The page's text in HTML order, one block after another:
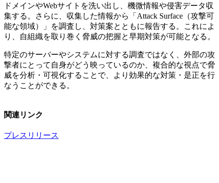
ドメインやWebサイトを洗い出し、機微情報や侵害データ収
集する。さらに、収集した情報から「Attack Surface（攻撃可
能な領域）」を調査し、対策案とともに報告する。これによ
り、自組織を取り巻く脅威の把握と早期対策が可能となる。
特定のサーバーやシステムに対する調査ではなく、外部の攻
撃者にとって自身がどう映っているのか、複合的な視点で脅
威を分析・可視化することで、より効果的な対策・是正を行
なうことができる。
関連リンク
プレスリリース